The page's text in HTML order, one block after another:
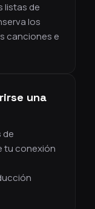
listas de
los
canciones e
una
de
tu conexión